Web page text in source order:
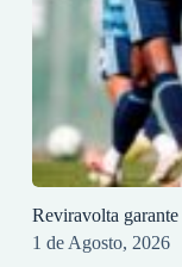
Reviravolta
1 de Agosto, 2026